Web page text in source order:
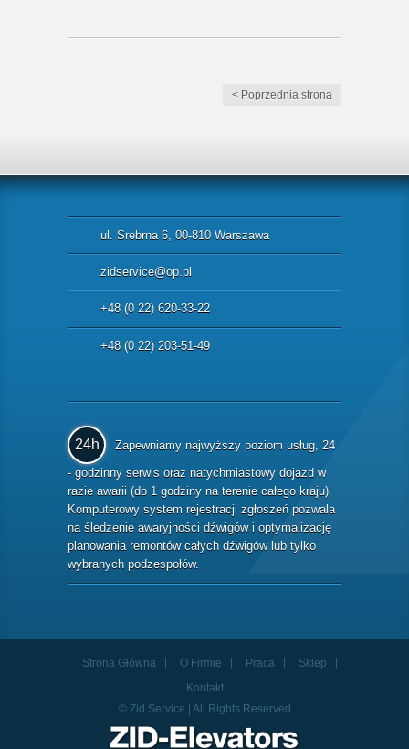
< Poprzednia strona
ul. Srebrna 6, 00-810 Warszawa
zidservice@op.pl
+48 (0 22) 620-33-22
+48 (0 22) 203-51-49
24h
Zapewniamy najwyższy poziom usług, 24
- godzinny serwis oraz natychmiastowy dojazd w
razie awarii (do 1 godziny na terenie całego kraju).
Komputerowy system rejestracji zgłoszeń pozwala
na śledzenie awaryjności dźwigów i optymalizację
planowania remontów całych dźwigów lub tylko
wybranych podzespołów.
Strona Główna O Firmie Praca
Sklep
Kontakt
© Zid Service | All Rights Reserved